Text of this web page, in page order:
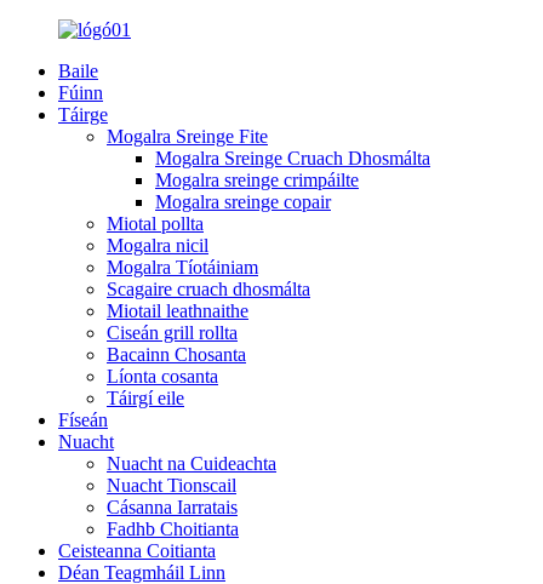
Baile
Fúinn
Táirge
Mogalra Sreinge Fite
Mogalra Sreinge Cruach Dhosmálta
Mogalra sreinge crimpáilte
Mogalra sreinge copair
Miotal pollta
Mogalra nicil
Mogalra Tíotáiniam
Scagaire cruach dhosmálta
Miotail leathnaithe
Ciseán grill rollta
Bacainn Chosanta
Líonta cosanta
Táirgí eile
Físeán
Nuacht
Nuacht na Cuideachta
Nuacht Tionscail
Cásanna Iarratais
Fadhb Choitianta
Ceisteanna Coitianta
Déan Teagmháil Linn